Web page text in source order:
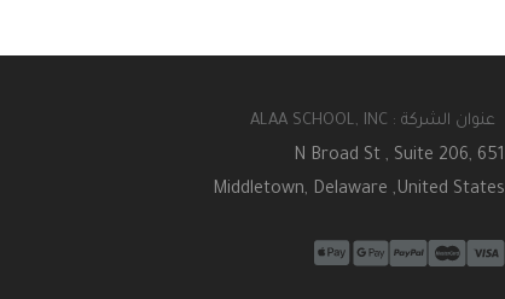
عنوان الشركة : ALAA SCHOOL, INC
651 N Broad St , Suite 206,
Middletown, Delaware ,United States